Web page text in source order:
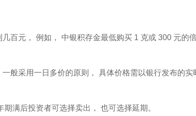
百元， 例如， 中银积存金最低购买 1 克或 300 元的
般采用一日多价的原则， 具体价格需以银行发布的
满后投资者可选择卖出， 也可选择延期。